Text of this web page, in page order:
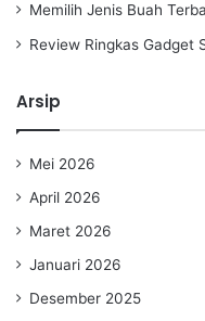
Memilih Jenis Buah
Review Ringkas Gadget
Arsip
Mei 2026
April 2026
Maret 2026
Januari 2026
Desember 2025